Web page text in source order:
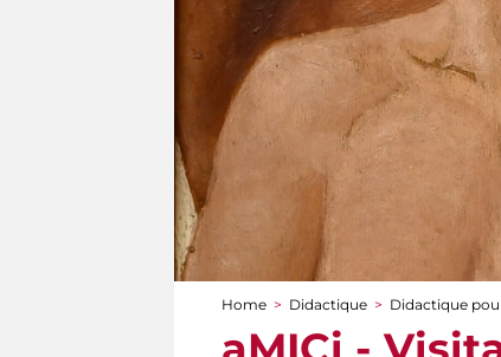
You are here
Home > Didactique > Didactique